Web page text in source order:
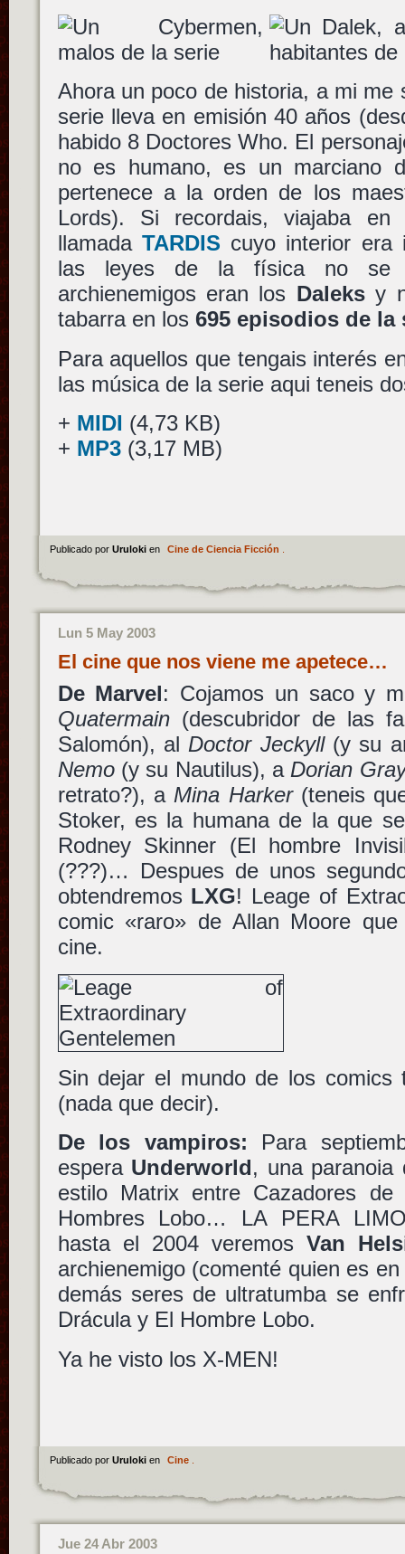
Ahora un poco de historia, a mi me
serie lleva en emisión 40 años
habido 8 Doctores Who. El
no es humano, es un marciano
pertenece a la orden de los
Lords). Si recordais, viajaba en
llamada TARDIS cuyo interior era
las leyes de la física no se
archienemigos eran los Daleksy
tabarra en los 695 episodios de la
Para aquellos que tengais interés
las música de la serie aqui teneis
+ MIDI (4,73 KB)
+ MP3(3,17 MB)
Publicado por Uruloki en Cine de Ciencia Ficción
Lun 5 May 2003
El cine que nos viene me apetece…
De Marvel: Cojamos un saco y
Quatermain(descubridor de las
Salomón), al Doctor Jeckyll(y su
Nemo(y su Nautilus), a Dorian
retrato?), a Mina Harker(teneis
Stoker, es la humana de la que
Rodney Skinner (El hombre
(???)… Despues de unos
obtendremos LXG! Leage of
comic «raro» de Allan Moore
cine.
Sin dejar el mundo de los comics
(nada que decir).
De los vampiros: Para
espera Underworld, una paranoia
estilo Matrix entre Cazadores de
Hombres Lobo… LA PERA
hasta el 2004 veremos Van
archienemigo (comenté quien es
demás seres de ultratumba se
Drácula y El Hombre Lobo.
Ya he visto los X-MEN!
Publicado por Uruloki en Cine.
Jue 24 Abr 2003